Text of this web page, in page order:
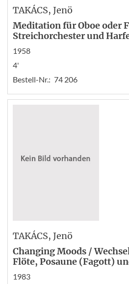
TAKÁCS, Jenö
Meditation für Oboe oder
Streichorchester und
1958
4'
Bestell-Nr.: 74 206
TAKÁCS, Jenö
Changing Moods /
Flöte, Posaune (Fagott)
1983